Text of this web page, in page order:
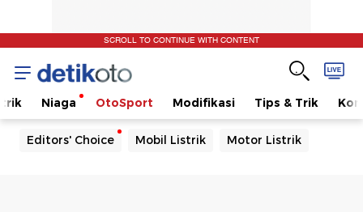
SCROLL TO CONTINUE WITH CONTENT
Niaga OtoSport Modifikasi Tips & Trik
Editors' Choice Mobil Listrik Motor Listrik